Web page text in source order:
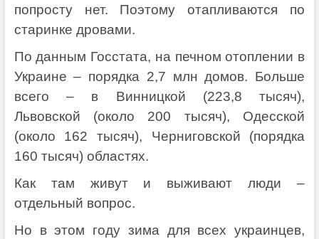
попросту нет. Поэтому отапливаются по
старинке дровами.
По данным Госстата, на печном отоплении в
Украине – порядка 2,7 млн домов. Больше
всего – в Винницкой (223,8 тысяч),
Львовской (около 200 тысяч), Одесской
(около 162 тысяч), Черниговской (порядка
160 тысяч) областях.
Как там живут и выживают люди –
отдельный вопрос.
Но в этом году зима для всех украинцев,